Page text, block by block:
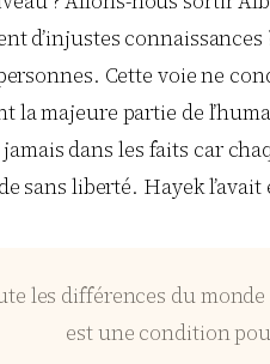
d’injustes
Cette voie ne
la majeure partie de
dans les faits car
sans liberté. Hayek
les différences du
est une condition